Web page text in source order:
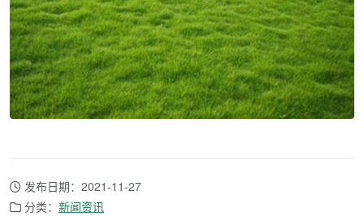
发布日期：2021-11-27
分类： 新闻资讯